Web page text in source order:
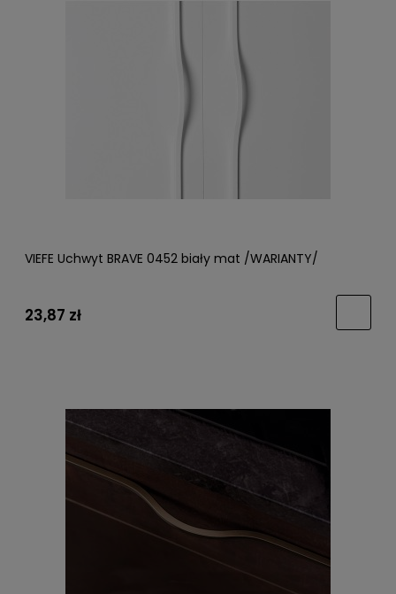
VIEFE Uchwyt BRAVE 0452 biały mat /WARIANTY/
23,87 zł